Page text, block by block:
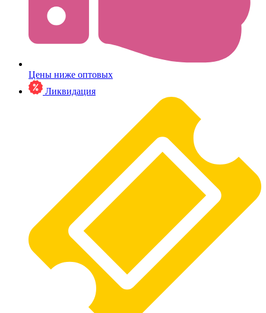
Цены ниже оптовых
Ликвидация